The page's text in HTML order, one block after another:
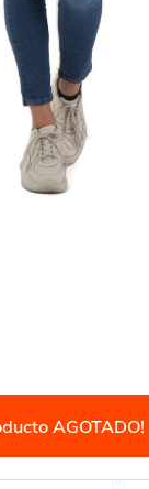
AGOTADO!